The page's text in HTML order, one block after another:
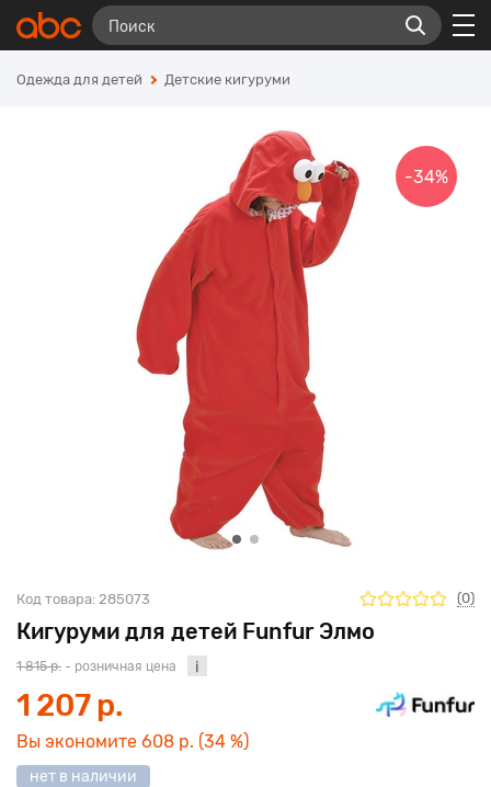
Одежда для детей Детские кигуруми
Кигуруми для детей Funfur Элмо
Код товара: 285073 (0)
-34%
1 815 р. - розничная цена
1 207 р.
Вы экономите 608 р. (34 %)
нет в наличии